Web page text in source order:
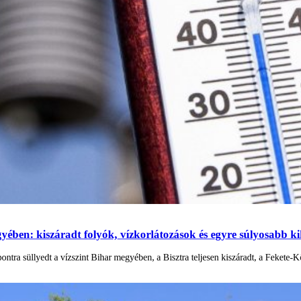
kiszáradt folyók, vízkorlátozások és egyre súlyosabb
süllyedt a vízszint Bihar megyében, a Bisztra teljesen kiszáradt, a